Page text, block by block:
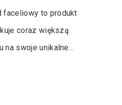
faceliowy to produkt
coraz większą
na swoje unikalne…